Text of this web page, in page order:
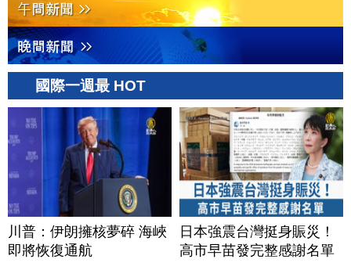
國際一週最 HOT
川普：伊朗擁核夢碎 海峽
即將恢復通航
日本強震台灣挺身賑災！
高市早苗發完整感謝名單